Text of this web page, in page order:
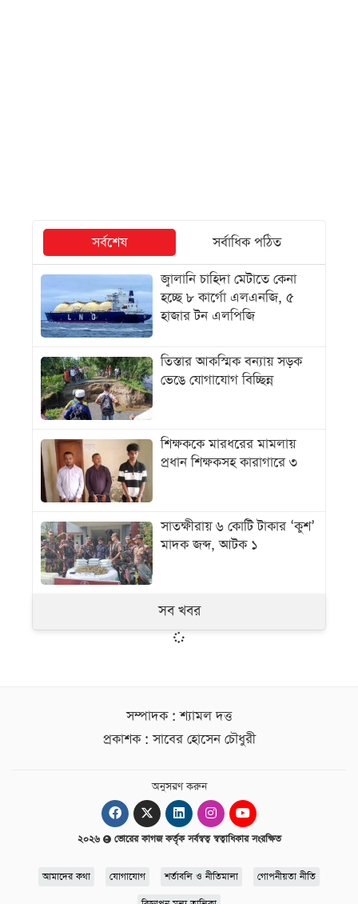
সর্বশেষ
সর্বাধিক পঠিত
জ্বালানি চাহিদা মেটাতে কেনা
হচ্ছে ৮ কার্গো এলএনজি, ৫
হাজার টন এলপিজি
তিস্তার আকস্মিক বন্যায় সড়ক
ভেঙে যোগাযোগ বিচ্ছিন্ন
শিক্ষককে মারধরের মামলায়
প্রধান শিক্ষকসহ কারাগারে ৩
সাতক্ষীরায় ৬ কোটি টাকার ‘কুশ’
মাদক জব্দ, আটক ১
সব খবর
সম্পাদক : শ্যামল দত্ত
প্রকাশক : সাবের হোসেন চৌধুরী
অনুসরণ করুন
২০২৬ ভোরের কাগজ কর্তৃক সর্বস্বত্ব স্বত্বাধিকার সংরক্ষিত
আমাদের কথা যোগাযোগ শর্তাবলি ও নীতিমালা গোপনীয়তা নীতি